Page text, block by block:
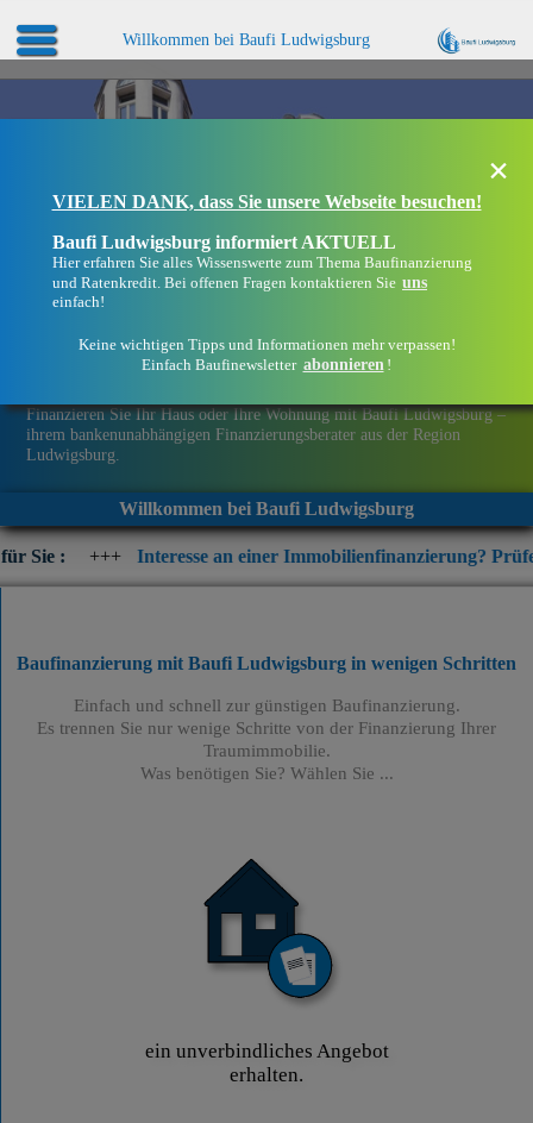
Willkommen bei Baufi Ludwigsburg
Finanzieren Sie Ihr Haus oder Ihre Wohnung mit Baufi Ludwigsburg –
ihrem bankenunabhängigen Finanzierungsberater aus der Region
Ludwigsburg.
Willkommen bei Baufi Ludwigsburg
Interesse an einer Immobilienfinanzierung? Prüfen Sie jetzt
×
VIELEN DANK, dass Sie unsere Webseite besuchen!
Baufi Ludwigsburg informiert AKTUELL
Hier erfahren Sie alles Wissenswerte zum Thema Baufinanzierung
und Ratenkredit. Bei offenen Fragen kontaktieren Sie uns
einfach!
Keine wichtigen Tipps und Informationen mehr verpassen!
Einfach Baufinewsletter abonnieren !
Baufinanzierung mit Baufi Ludwigsburg in wenigen Schritten
Einfach und schnell zur günstigen Baufinanzierung.
Es trennen Sie nur wenige Schritte von der Finanzierung Ihrer
Traumimmobilie.
Was benötigen Sie? Wählen Sie ...
ein unverbindliches Angebot
erhalten.